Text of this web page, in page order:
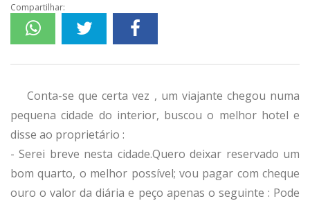
Compartilhar:
Conta-se que certa vez , um viajante chegou numa
pequena cidade do interior, buscou o melhor hotel e
disse ao proprietário :
- Serei breve nesta cidade.Quero deixar reservado um
bom quarto, o melhor possível; vou pagar com cheque
ouro o valor da diária e peço apenas o seguinte : Pode